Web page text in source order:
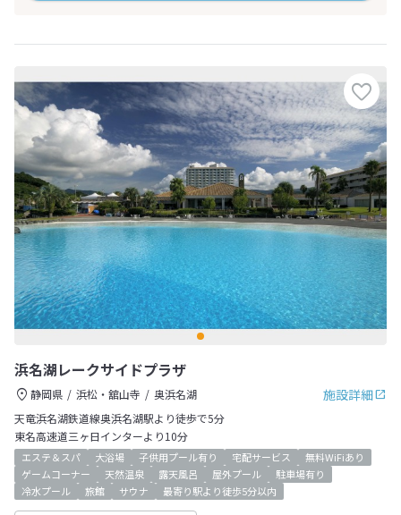
浜名湖レークサイドプラザ
施設詳細
静岡県 浜松・舘山寺
奥浜名湖
天竜浜名湖鉄道線奥浜名湖駅より徒歩で5分
東名高速道三ヶ日インターより10分
エステ＆スパ 大浴場 子供用プール有り 宅配サービス
無料WiFiあり
ゲームコーナー
天然温泉 露天風呂 屋外プール
駐車場有り
冷水プール
旅館 サウナ 最寄り駅より徒歩5分以内